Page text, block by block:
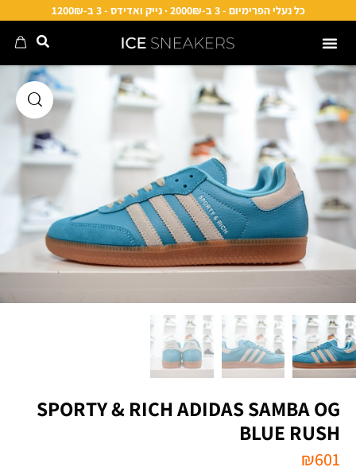
כל נעלי הפרימיום - 3 ב-2000₪ · נייק ואדידס - 3 ב-1200₪
‏ADIDAS SAMBA OG ‏SPORTY & RICH
BLUE RUSH
₪601